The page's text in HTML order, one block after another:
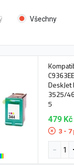
Všechny
DeskJet
3525/
5
479 Kč
3 -